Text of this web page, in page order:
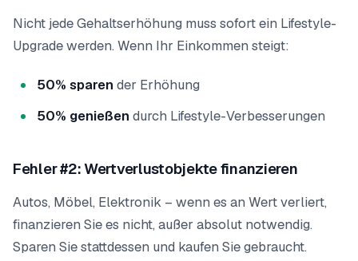
Nicht jede Gehaltserhöhung muss sofort ein Lifestyle-
Upgrade werden. Wenn Ihr Einkommen steigt:
50% sparen der Erhöhung
50% genießen durch Lifestyle-Verbesserungen
Fehler #2: Wertverlustobjekte finanzieren
Autos, Möbel, Elektronik – wenn es an Wert verliert,
finanzieren Sie es nicht, außer absolut notwendig.
Sparen Sie stattdessen und kaufen Sie gebraucht.